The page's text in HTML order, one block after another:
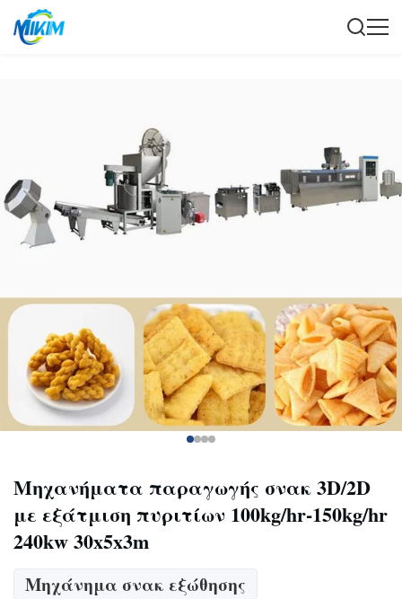
Μηχανήματα παραγωγής σνακ 3D/2D
με εξάτμιση πυριτίων 100kg/hr-150kg/hr
240kw 30x5x3m
Μηχάνημα σνακ εξώθησης